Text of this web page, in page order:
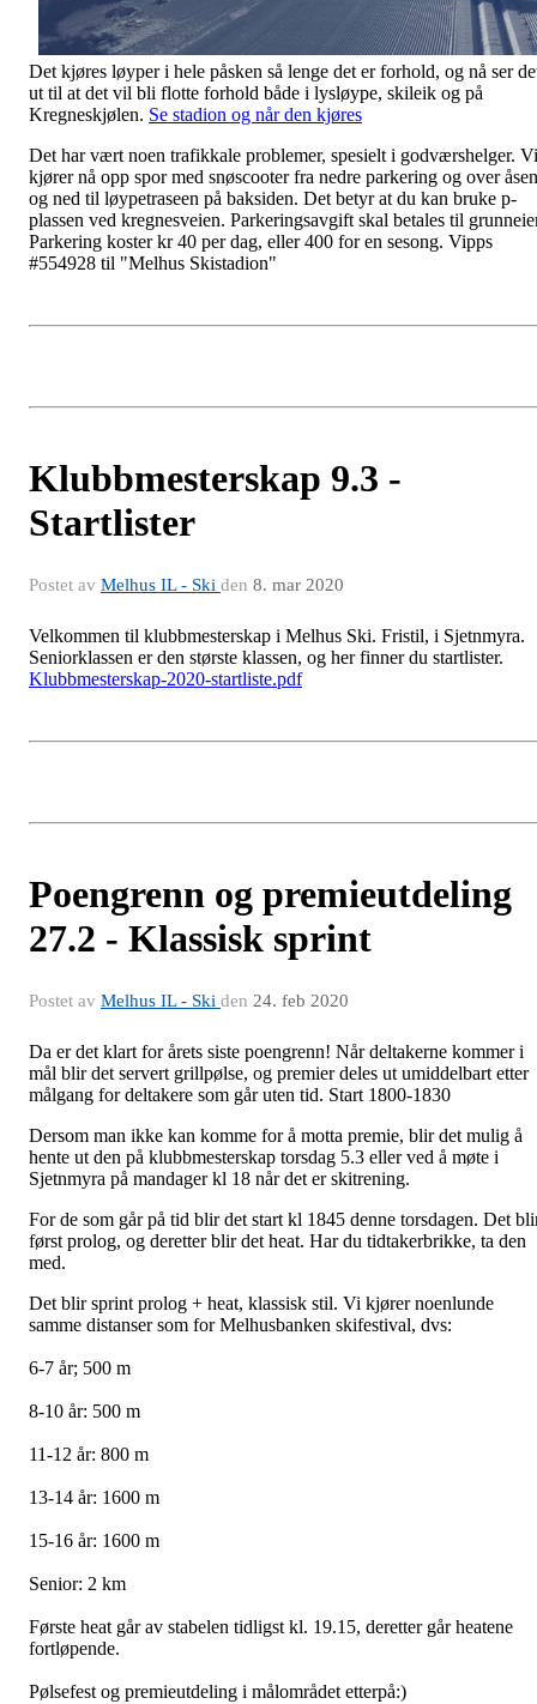
Det kjøres løyper i hele påsken så lenge det er forhold, og nå ser
ut til at det vil bli flotte forhold både i lysløype, skileik og på
Kregneskjølen. Se stadion og når den kjøres
Det har vært noen trafikkale problemer, spesielt i godværshelger. Vi
kjører nå opp spor med snøscooter fra nedre parkering og over åsen
og ned til løypetraseen på baksiden. Det betyr at du kan bruke p-
plassen ved kregnesveien. Parkeringsavgift skal betales til
Parkering koster kr 40 per dag, eller 400 for en sesong. Vipps
#554928 til "Melhus Skistadion"
Klubbmesterskap 9.3 -
Startlister
Postet av Melhus IL - Ski den 8. mar 2020
Velkommen til klubbmesterskap i Melhus Ski. Fristil, i Sjetnmyra.
Seniorklassen er den største klassen, og her finner du startlister.
Klubbmesterskap-2020-startliste.pdf
Poengrenn og premieutdeling
27.2 - Klassisk sprint
Postet av Melhus IL - Ski den 24. feb 2020
Da er det klart for årets siste poengrenn! Når deltakerne kommer i
mål blir det servert grillpølse, og premier deles ut umiddelbart etter
målgang for deltakere som går uten tid. Start 1800-1830
Dersom man ikke kan komme for å motta premie, blir det mulig å
hente ut den på klubbmesterskap torsdag 5.3 eller ved å møte i
Sjetnmyra på mandager kl 18 når det er skitrening.
For de som går på tid blir det start kl 1845 denne torsdagen. Det
først prolog, og deretter blir det heat. Har du tidtakerbrikke, ta den
med.
Det blir sprint prolog + heat, klassisk stil. Vi kjører noenlunde
samme distanser som for Melhusbanken skifestival, dvs:
6-7 år; 500 m
8-10 år: 500 m
11-12 år: 800 m
13-14 år: 1600 m
15-16 år: 1600 m
Senior: 2 km
Første heat går av stabelen tidligst kl. 19.15, deretter går heatene
fortløpende.
Pølsefest og premieutdeling i målområdet etterpå:)